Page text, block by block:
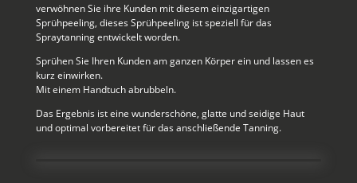
verwöhnen Sie ihre Kunden mit diesem einzigartigen
Sprühpeeling, dieses Sprühpeeling ist speziell für das
Spraytanning entwickelt worden.
Sprühen Sie Ihren Kunden am ganzen Körper ein und lassen es
kurz einwirken.
Mit einem Handtuch abrubbeln.
Das Ergebnis ist eine wunderschöne, glatte und seidige Haut
und optimal vorbereitet für das anschließende Tanning.